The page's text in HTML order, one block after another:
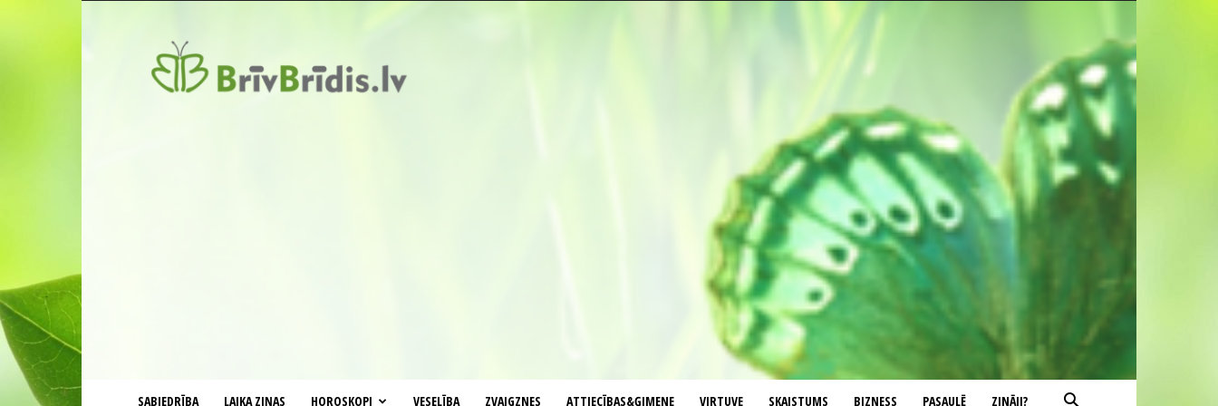
SABIEDRĪBA LAIKA ZIŅAS HOROSKOPI VESELĪBA ZVAIGZNES ATTIECĪBAS&ĢIMENE VIRTUVE SKAISTUMS BIZNESS PASAULĒ ZINĀJI?